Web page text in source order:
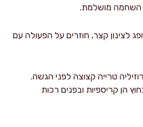
השחמה מושלמת.
לצינון קצר, חוזרים על הפעולה עם
טרייה קצוצה לפני הגשה.
הן קריספיות ובפנים רכות